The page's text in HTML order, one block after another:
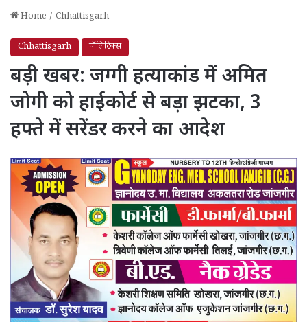
Home / Chhattisgarh
Chhattisgarh पॉलिटिक्स
बड़ी खबर: जग्गी हत्याकांड में अमित
जोगी को हाईकोर्ट से बड़ा झटका, 3
हफ्ते में सरेंडर करने का आदेश